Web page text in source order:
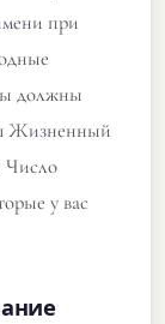
при
должны
Жизненный
Число
у вас